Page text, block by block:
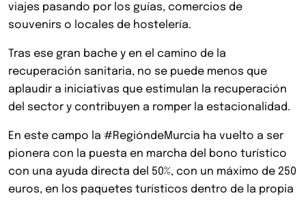
viajes pasando por los guías, comercios de
souvenirs o locales de hostelería.
Tras ese gran bache y en el camino de la
recuperación sanitaria, no se puede menos que
aplaudir a iniciativas que estimulan la recuperación
del sector y contribuyen a romper la estacionalidad.
En este campo la #RegióndeMurcia ha vuelto a ser
pionera con la puesta en marcha del bono turístico
con una ayuda directa del 50%, con un máximo de 250
euros, en los paquetes turísticos dentro de la propia